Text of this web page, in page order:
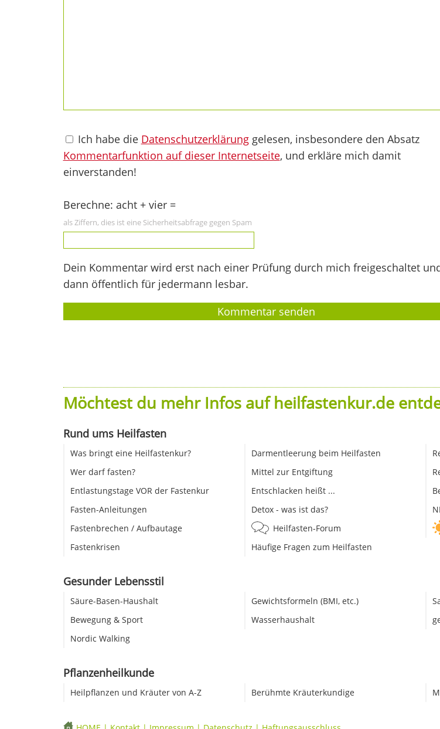
Ich habe die Datenschutzerklärunggelesen, insbesondere den Absatz
Kommentarfunktion auf dieser Internetseite, und erkläre mich damit
einverstanden!
Berechne: acht + vier =
als Ziffern, dies ist eine Sicherheitsabfrage gegen Spam
Dein Kommentar wird erst nach einer Prüfung durch mich freigeschaltet
dann öffentlich für jedermann lesbar.
Möchtest du mehr Infos auf heilfastenkur.de
Rund ums Heilfasten
Was bringt eine Heilfastenkur?
Wer darf fasten?
Entlastungstage VOR der Fastenkur
Fasten-Anleitungen
Fastenbrechen / Aufbautage
Fastenkrisen
Darmentleerung beim Heilfasten
Mittel zur Entgiftung
Entschlacken heißt ...
Detox - was ist das?
Heilfasten-Forum
Häufige Fragen zum Heilfasten
Gesunder Lebensstil
Säure-Basen-Haushalt
Bewegung & Sport
Nordic Walking
Gewichtsformeln (BMI, etc.)
Wasserhaushalt
Pflanzenheilkunde
Heilpflanzen und Kräuter von A-Z Berühmte Kräuterkundige